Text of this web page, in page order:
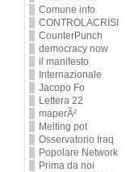
Comune info
CONTROLACRISI
CounterPunch
democracy now
il manifesto
Internazionale
Jacopo Fo
Lettera 22
maperÃ²
Melting pot
Osservatorio Iraq
Popolare Network
Prima da noi